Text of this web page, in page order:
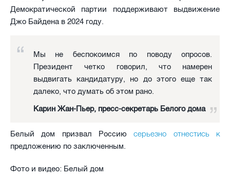
Демократической партии поддерживают выдвижение
Джо Байдена в 2024 году.
Мы не беспокоимся по поводу опросов.
Президент четко говорил, что намерен
выдвигать кандидатуру, но до этого еще так
далеко, что думать об этом рано.
Карин Жан-Пьер, пресс-секретарь Белого дома
Белый дом призвал Россию серьезно отнестись к
предложению по заключенным.
Фото и видео: Белый дом